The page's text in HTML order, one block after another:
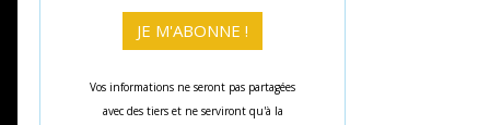
Vos informations ne seront pas partagées
avec des tiers et ne serviront qu'à la